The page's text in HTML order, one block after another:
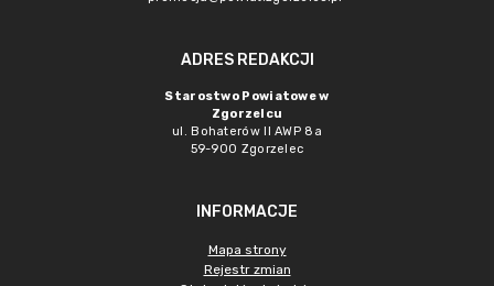
ADRES REDAKCJI
Starostwo Powiatowe w
Zgorzelcu
ul. Bohaterów II AWP 8a
59-900 Zgorzelec
INFORMACJE
Mapa strony
Rejestr zmian